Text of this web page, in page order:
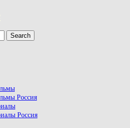
Search
Россия
Россия